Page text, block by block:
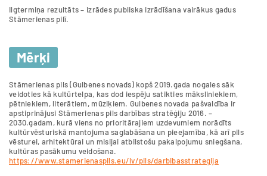
Ilgtermiņa rezultāts – izrādes publiska izrādīšana vairākus gadus
Stāmerienas pilī.
Mērķi
Stāmerienas pils (Gulbenes novads) kopš 2019.gada nogales sāk
veidoties kā kultūrtelpa, kas dod iespēju satikties māksliniekiem,
pētniekiem, literātiem, mūziķiem. Gulbenes novada pašvaldība ir
apstiprinājusi Stāmerienas pils darbības stratēģiju 2016. –
2030.gadam, kurā viens no prioritārajiem uzdevumiem norādīts
kultūrvēsturiskā mantojuma saglabāšana un pieejamība, kā arī pils
vēsturei, arhitektūrai un misijai atbilstošu pakalpojumu sniegšana,
kultūras pasākumu veidošana.
https://www.stamerienaspils.eu/lv/pils/darbibasstrategija